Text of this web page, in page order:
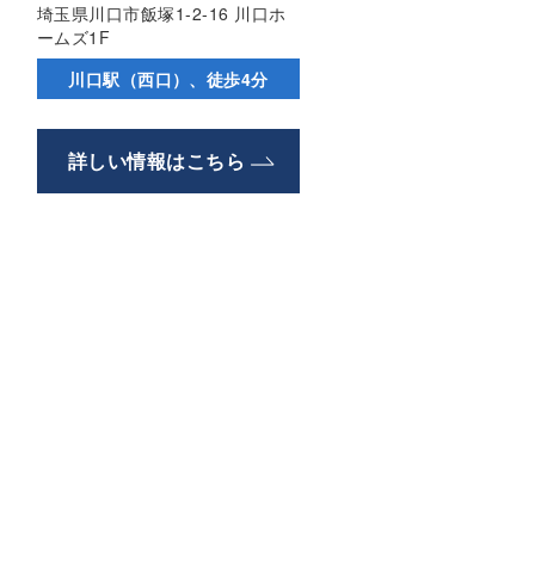
埼玉県川口市飯塚1-2-16 川口ホ
ームズ1F
川口駅（西口）、徒歩4分
詳しい情報はこちら